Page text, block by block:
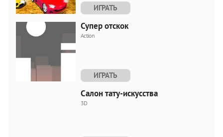
ИГРАТЬ
Супер отскок
Action
ИГРАТЬ
Салон тату-искусства
3D